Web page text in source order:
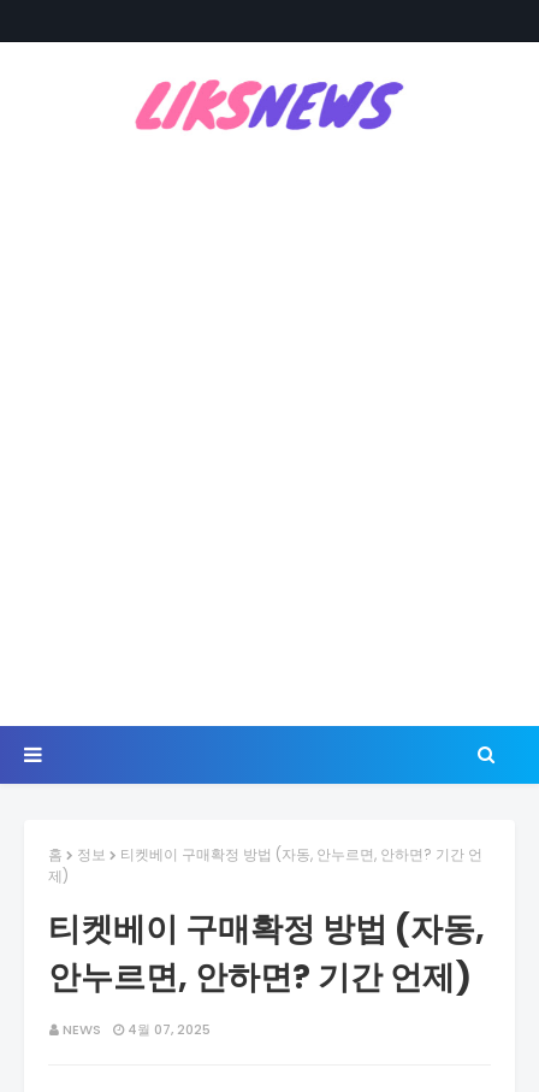
홈 정보
티켓베이 구매확정 방법 (자동, 안누르면, 안하면? 기간 언
제)
티켓베이 구매확정 방법 (자동,
안누르면, 안하면? 기간 언제)
NEWS 4월 07, 2025